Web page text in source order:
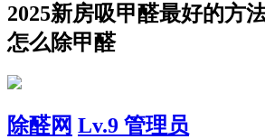
2025新房吸甲醛最好的方
怎么除甲醛
除醛网 Lv.9 管理员